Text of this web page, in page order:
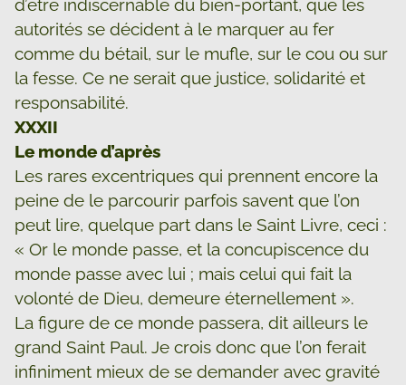
d’être indiscernable du bien-portant, que les
autorités se décident à le marquer au fer
comme du bétail, sur le mufle, sur le cou ou sur
la fesse. Ce ne serait que justice, solidarité et
responsabilité.
XXXII
Le monde d’après
Les rares excentriques qui prennent encore la
peine de le parcourir parfois savent que l’on
peut lire, quelque part dans le Saint Livre, ceci :
« Or le monde passe, et la concupiscence du
monde passe avec lui ; mais celui qui fait la
volonté de Dieu, demeure éternellement ».
La figure de ce monde passera, dit ailleurs le
grand Saint Paul. Je crois donc que l’on ferait
infiniment mieux de se demander avec gravité